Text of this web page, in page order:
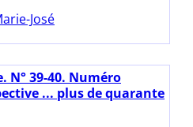
José
N° 39-40. Numéro
... plus de quarante